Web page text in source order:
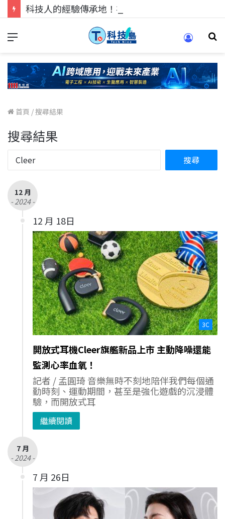
首頁 /搜尋結果
搜尋結果
12 月
- 2024 -
12 月 18日
3C
開放式耳機Cleer旗艦新品上市 主動降噪還能
監測心率血氧！
記者 / 孟圓琦 音樂無時不刻地陪伴我們每個通
勤時刻、運動期間，甚至是強化遊戲的沉浸體
驗，而開放式耳
繼續閱讀
7 月
- 2024 -
7 月 26日